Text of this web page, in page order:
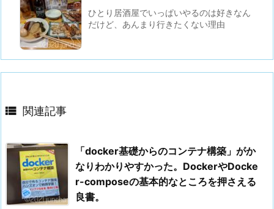
ひとり居酒屋でいっぱいやるのは好きなん
だけど、あんまり行きたくない理由
 関連記事
「docker基礎からのコンテナ構築」がか
なりわかりやすかった。DockerやDocke
r-composeの基本的なところを押さえる
良書。